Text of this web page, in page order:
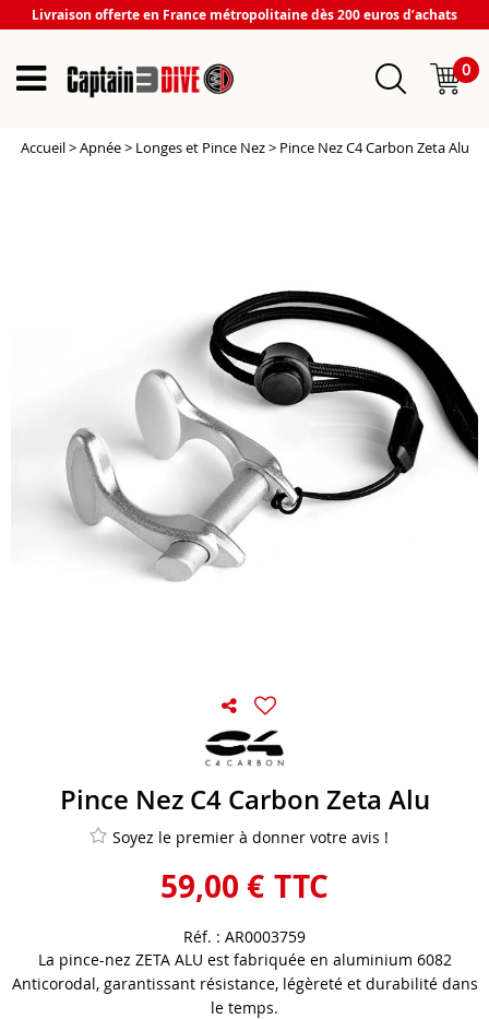
Livraison offerte en France métropolitaine dès 200 euros d’achats
0
Accueil >Apnée > Longes et Pince Nez > Pince Nez C4 Carbon Zeta Alu
Pince Nez C4 Carbon Zeta Alu
Soyez le premier à donner votre avis !
59,00 € TTC
Réf. : AR0003759
La pince-nez ZETA ALU est fabriquée en aluminium 6082
Anticorodal, garantissant résistance, légèreté et durabilité dans
le temps.